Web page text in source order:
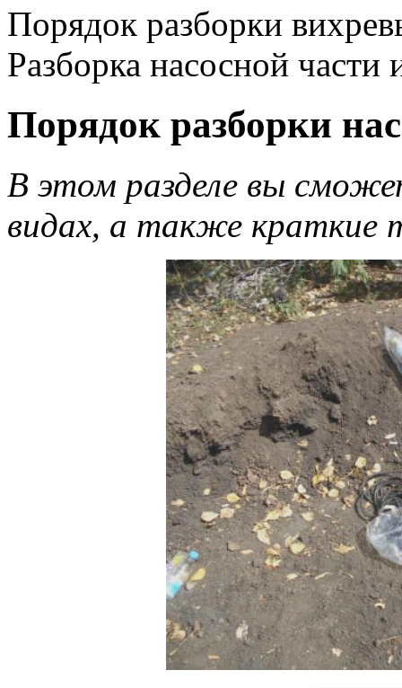
Порядок разборки
Разборка насосной части
Порядок разборки
В этом разделе вы
видах, а также краткие